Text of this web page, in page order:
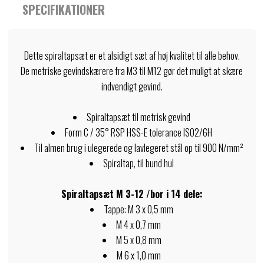
SPECIFIKATIONER
Dette spiraltapsæt er et alsidigt sæt af høj kvalitet til alle behov.
De metriske gevindskærere fra M3 til M12 gør det muligt at skære
indvendigt gevind.
Spiraltapsæt til metrisk gevind
Form C / 35° RSP HSS-E tolerance ISO2/6H
Til almen brug i ulegerede og lavlegeret stål op til 900 N/mm²
Spiraltap, til bund hul
Spiraltapsæt M 3-12 /bor i 14 dele:
Tappe: M 3 x 0,5 mm
M 4 x 0,7 mm
M 5 x 0,8 mm
M 6 x 1,0 mm